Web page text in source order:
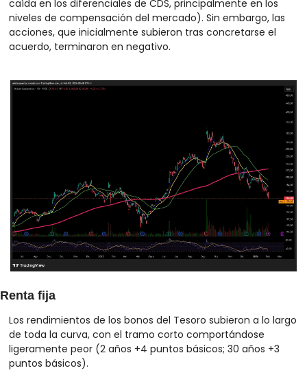
caída en los diferenciales de CDS, principalmente en los
niveles de compensación del mercado). Sin embargo, las
acciones, que inicialmente subieron tras concretarse el
acuerdo, terminaron en negativo.
Renta fija
Los rendimientos de los bonos del Tesoro subieron a lo largo
de toda la curva, con el tramo corto comportándose
ligeramente peor (2 años +4 puntos básicos; 30 años +3
puntos básicos).